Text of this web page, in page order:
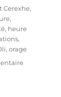
Cerexhe,
,
, heure
,
,orage
sur